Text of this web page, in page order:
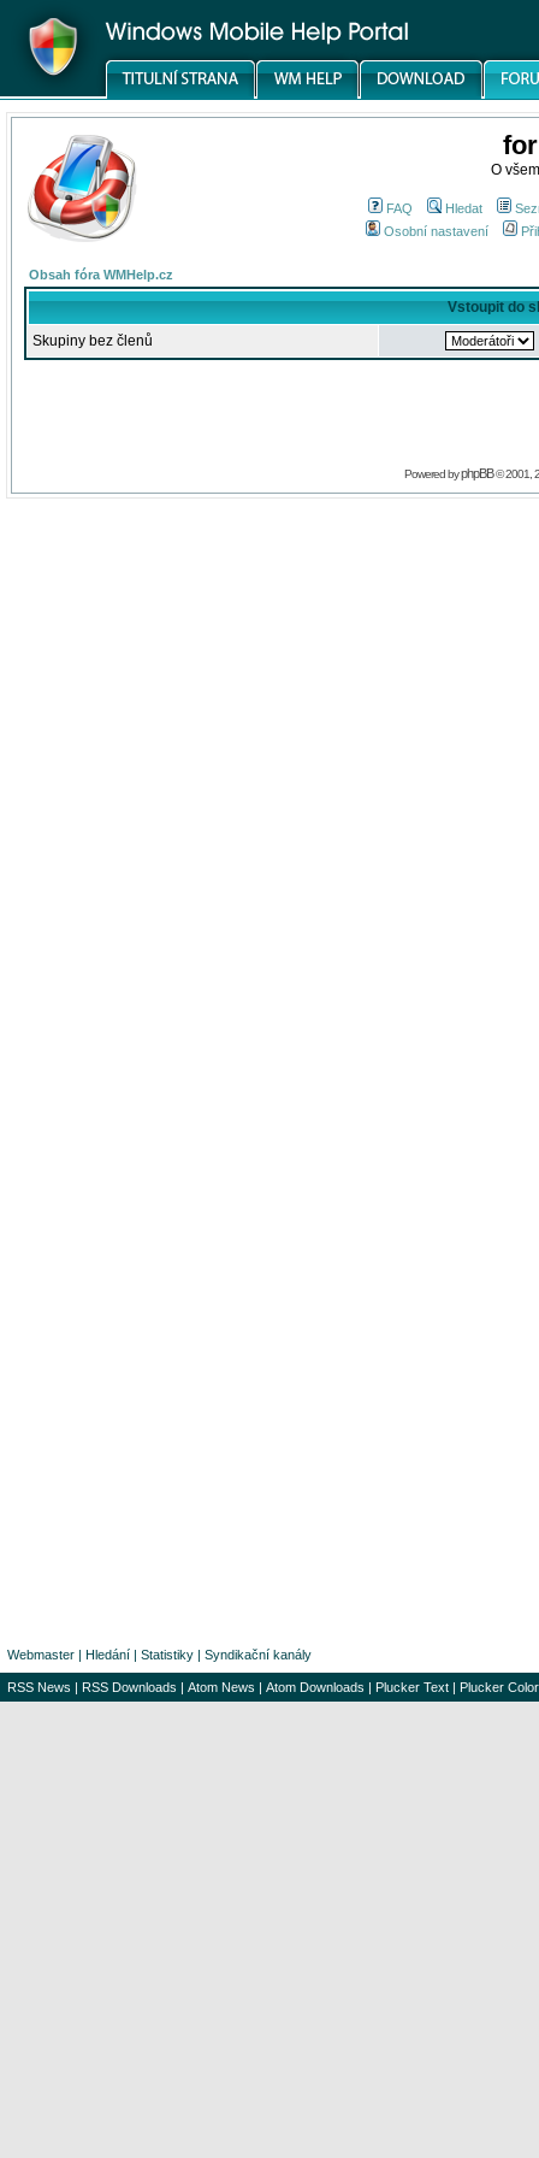
O
FAQ Hledat
Osobní nastavení
Obsah fóra WMHelp.cz
Vstoupit do
Skupiny bez členů
Powered byphpBB© 2001,
Webmaster | Hledání | Statistiky | Syndikační kanály
RSS News | RSS Downloads | Atom News | Atom Downloads | Plucker Text | Plucker Color